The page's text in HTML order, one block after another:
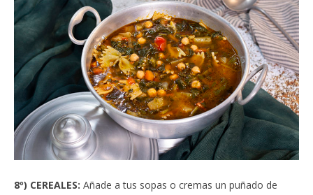
8º) CEREALES: Añade a tus sopas o cremas un puñado de